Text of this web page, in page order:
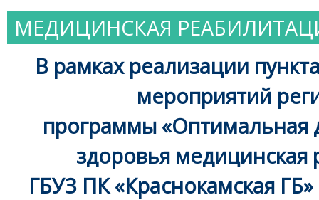
МЕДИЦИНСКАЯ
В рамках реализации
мероприятий
программы «Оптимальная
здоровья медицинская
ГБУЗ ПК «Краснокамская